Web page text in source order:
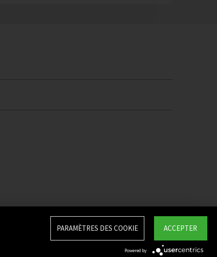
ACCEPTER
PARAMÈTRES DES COOKIE
Powered by